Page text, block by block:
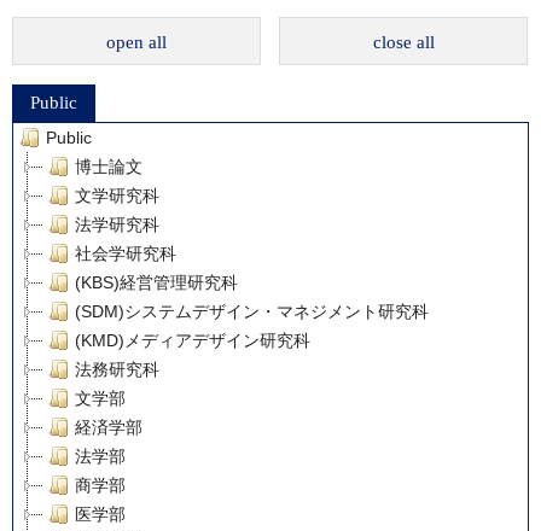
open all close all
Public
Public
博士論文
文学研究科
法学研究科
社会学研究科
(KBS)経営管理研究科
(SDM)システムデザイン・マネジメント研究科
(KMD)メディアデザイン研究科
法務研究科
文学部
経済学部
法学部
商学部
医学部